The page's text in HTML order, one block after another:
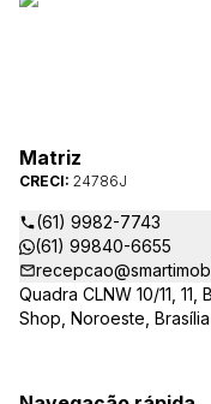
Matriz
CRECI: 24786J
(61) 9982-7743
(61) 99840-6655
Quadra CLNW 10/11,
Shop, Noroeste,